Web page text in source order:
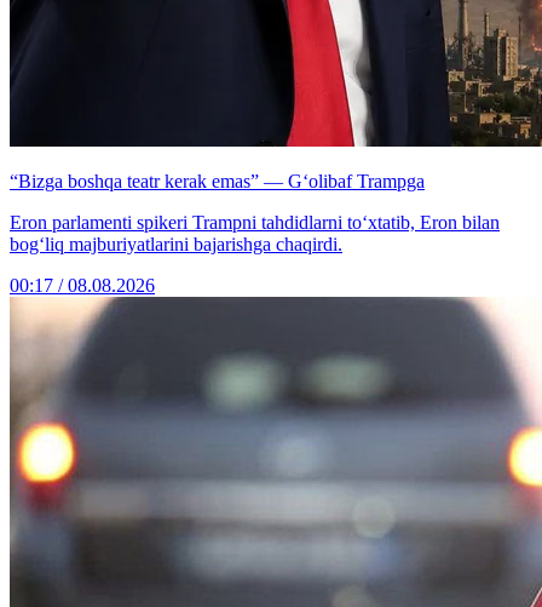
“Bizga boshqa teatr kerak emas” — G‘olibaf Trampga
Eron parlamenti spikeri Trampni tahdidlarni to‘xtatib, Eron bilan
bog‘liq majburiyatlarini bajarishga chaqirdi.
00:17 / 08.08.2026